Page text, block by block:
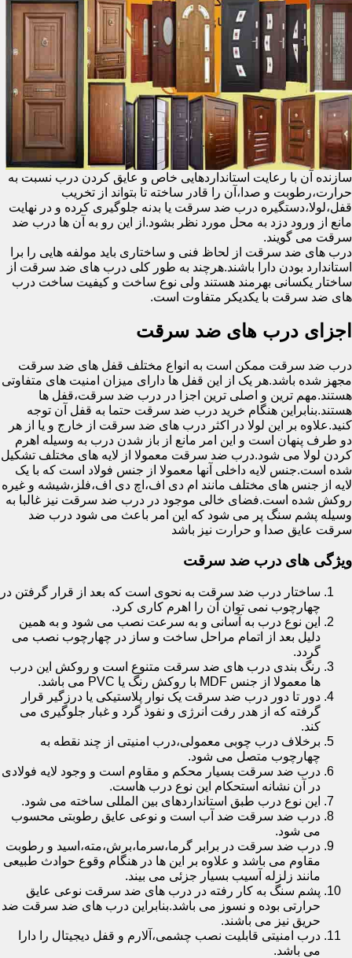
سازنده آن با رعایت استانداردهایی خاص و عایق کردن درب نسبت به
حرارت،رطوبت و صدا،آن را قادر ساخته تا بتواند از تخریب
قفل،لولا،دستگیره درب ضد سرقت یا بدنه جلوگیری کرده و در نهایت
مانع از ورود دزد به محل مورد نظر بشود.از این رو به آن ها درب ضد
سرقت می گویند.
درب های ضد سرقت از لحاظ فنی و ساختاری باید مولفه هایی را برا
استاندارد بودن دارا باشند.هرچند به طور کلی درب های ضد سرقت از
ساختار یکسانی بهرمند هستند ولی نوع ساخت و کیفیت ساخت درب
های ضد سرقت با یکدیکر متفاوت است.
اجزای درب های ضد سرقت
درب ضد سرقت ممکن است به انواع مختلف قفل های ضد سرقت
مجهز شده باشد.هر یک از این قفل ها دارای میزان امنیت های متفاوتی
هستند.مهم ترین و اصلی ترین اجزا در درب ضد سرقت،قفل ها
هستند.بنابراین هنگام خرید درب ضد سرقت حتما به قفل آن توجه
کنید.علاوه بر این لولا در اکثر درب های ضد سرقت از خارج و یا از هر
دو طرف پنهان است و این امر مانع از باز شدن درب به وسیله اهرم
کردن لولا می شود.درب ضد سرقت معمولا از لایه های مختلف تشکیل
شده است.جنس لایه داخلی آنها معمولا از جنس فولاد است که با یک
لایه از جنس های مختلف مانند ام دی اف،اچ دی اف،فلز،شیشه و غیره
روکش شده است.فضای خالی موجود در درب ضد سرقت نیز غالبا به
وسیله پشم سنگ پر می شود که این امر باعث می شود درب ضد
سرقت عایق صدا و حرارت نیز باشد
ویژگی های درب ضد سرقت
ساختار درب ضد سرقت به نحوی است که بعد از قرار گرفتن در
چهارچوب نمی توان آن را اهرم کاری کرد.
این نوع درب به آسانی و به سرعت نصب می شود و به همین
دلیل بعد از اتمام مراحل ساخت و ساز در چهارچوب نصب می
گردد.
رنگ بندی درب های ضد سرقت متنوع است و روکش این درب
ها معمولا از جنس MDF با روکش رنگ یا PVC می باشد.
دور تا دور درب ضد سرقت یک نوار پلاستیکی یا درزگیر قرار
گرفته که از هدر رفت انرژی و نفوذ گرد و غبار جلوگیری می
کند.
برخلاف درب چوبی معمولی،درب امنیتی از چند نقطه به
چهارچوب متصل می شود.
درب ضد سرقت بسیار محکم و مقاوم است و وجود لایه فولادی
در آن نشانه استحکام این نوع درب هاست.
این نوع درب طبق استانداردهای بین المللی ساخته می شود.
درب ضد سرقت ضد آب است و نوعی عایق رطوبتی محسوب
می شود.
درب ضد سرقت در برابر گرما،سرما،برش،مته،اسید و رطوبت
مقاوم می باشد و علاوه بر این ها در هنگام وقوع حوادث طبیعی
مانند زلزله آسیب بسیار جزئی می بیند.
پشم سنگ به کار رفته در درب های ضد سرقت نوعی عایق
حرارتی بوده و نسوز می باشد.بنابراین درب های ضد سرقت ضد
حریق نیز می باشند.
درب امنیتی قابلیت نصب چشمی،آلارم و قفل دیجیتال را دارا
می باشد.